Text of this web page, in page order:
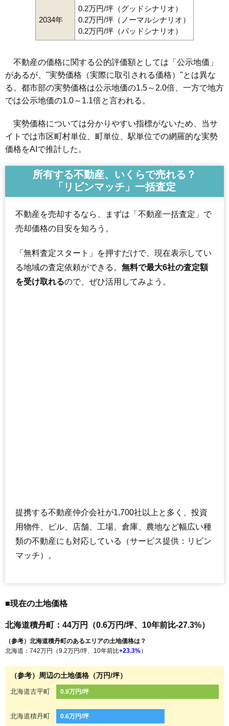
2034年
0.2万円/坪（グッドシナリオ）
0.2万円/坪（ノーマルシナリオ）
0.2万円/坪（バッドシナリオ）
不動産の価格に関する公的評価額としては「公示地価」
があるが、"実勢価格（実際に取引される価格）"とは異な
る。都市部の実勢価格は公示地価の1.5～2.0倍、一方で地方
では公示地価の1.0～1.1倍と言われる。
実勢価格については分かりやすい指標がないため、当サ
イトでは市区町村単位、町単位、駅単位での網羅的な実勢
価格をAIで推計した。
所有する不動産、いくらで売れる？
「リビンマッチ」一括査定
不動産を売却するなら、まずは「不動産一括査定」で
売却価格の目安を知ろう。
「無料査定スタート」を押すだけで、現在表示してい
る地域の査定依頼ができる。 無料で最大6社の査定額
を受け取れるので、ぜひ活用してみよう。
提携する不動産仲介会社が1,700社以上と多く、投資
用物件、ビル、店舗、工場、倉庫、農地など幅広い種
類の不動産にも対応している（サービス提供：リビン
マッチ）。
■現在の土地価格
北海道積丹町：44万円（0.6万円/坪、10年前比-27.3%）
（参考）北海道積丹町のあるエリアの土地価格は？
北海道：742万円（9.2万円/坪、10年前比+23.3%）
（参考）周辺の土地価格（万円/坪）
北海道古平町 0.9万円/坪
北海道積丹町 0.6万円/坪